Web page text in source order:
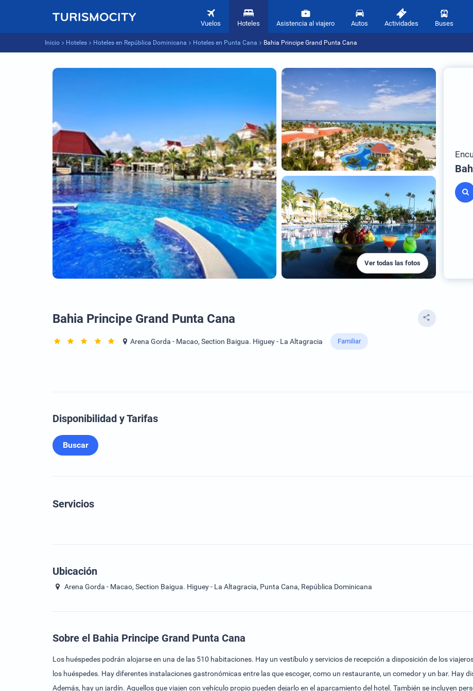
Vuelos Hoteles Asistencia al viajero Autos Actividades Buses
Inicio Hoteles Hoteles en República Dominicana Hoteles en Punta Cana Bahia Principe Grand Punta Cana
Ver todas las fotos
Bahia Principe Grand Punta Cana
Arena Gorda - Macao, Section Baigua. Higuey - La Altagracia Familiar
Disponibilidad y Tarifas
Buscar
Servicios
Ubicación
Arena Gorda - Macao, Section Baigua. Higuey - La Altagracia, Punta Cana, República Dominicana
Sobre el Bahia Principe Grand Punta Cana
Los huéspedes podrán alojarse en una de las 510 habitaciones. Hay un vestíbulo y servicios de recepción a disposición de los
los huéspedes. Hay diferentes instalaciones gastronómicas entre las que escoger, como un restaurante, un comedor y un bar. Hay
Además, hay un jardín. Aquellos que viajen con vehículo propio pueden dejarlo en el aparcamiento del hotel. También se incluyen